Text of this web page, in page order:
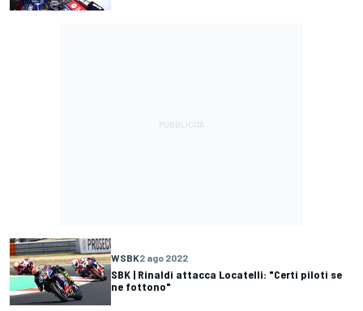
WSBK2 ago 2022
SBK | Rinaldi attacca Locatelli: "Certi piloti se
ne fottono"